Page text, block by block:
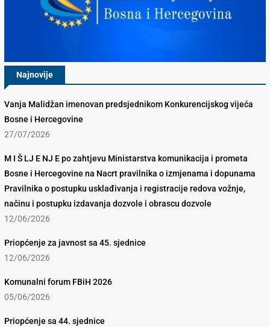
Najnovije
Vanja Malidžan imenovan predsjednikom Konkurencijskog vijeća
Bosne i Hercegovine
27/07/2026
M I Š LJ E NJ E po zahtjevu Ministarstva komunikacija i prometa
Bosne i Hercegovine na Nacrt pravilnika o izmjenama i dopunama
Pravilnika o postupku usklađivanja i registracije redova vožnje,
načinu i postupku izdavanja dozvole i obrascu dozvole
12/06/2026
Priopćenje za javnost sa 45. sjednice
12/06/2026
Komunalni forum FBiH 2026
05/06/2026
Priopćenje sa 44. sjednice